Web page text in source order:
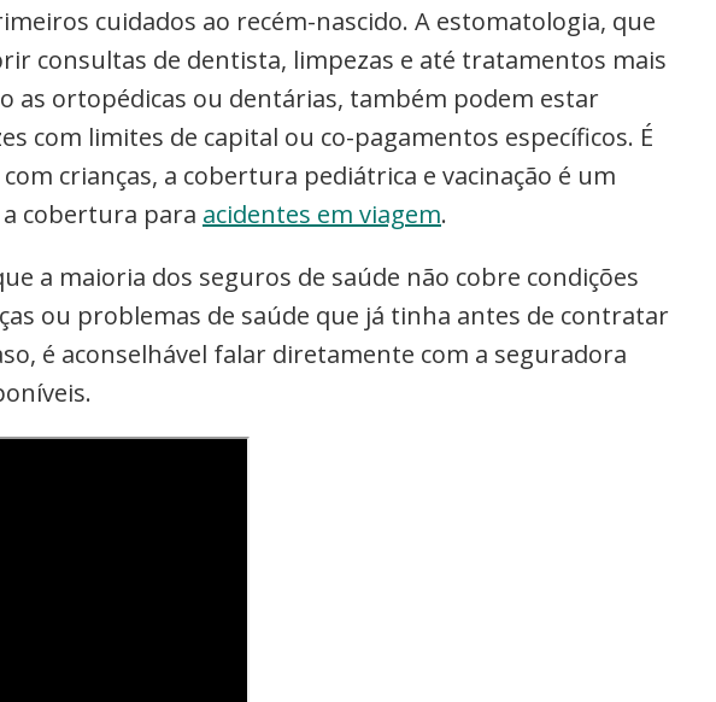
cuidados ao recém-nascido. A estomatologia, que
consultas de dentista, limpezas e até tratamentos mais
as ortopédicas ou dentárias, também podem estar
com limites de capital ou co-pagamentos específicos. É
crianças, a cobertura pediátrica e vacinação é um
cobertura para acidentes em viagem.
a maioria dos seguros de saúde não cobre condições
ou problemas de saúde que já tinha antes de contratar
é aconselhável falar diretamente com a seguradora